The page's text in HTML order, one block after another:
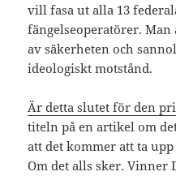
vill fasa ut alla 13
fängelseoperatörer.
av säkerheten och
ideologiskt motstånd.
Är detta slutet för den
titeln på en artikel om
att det kommer att ta
Om det alls sker. Vinner